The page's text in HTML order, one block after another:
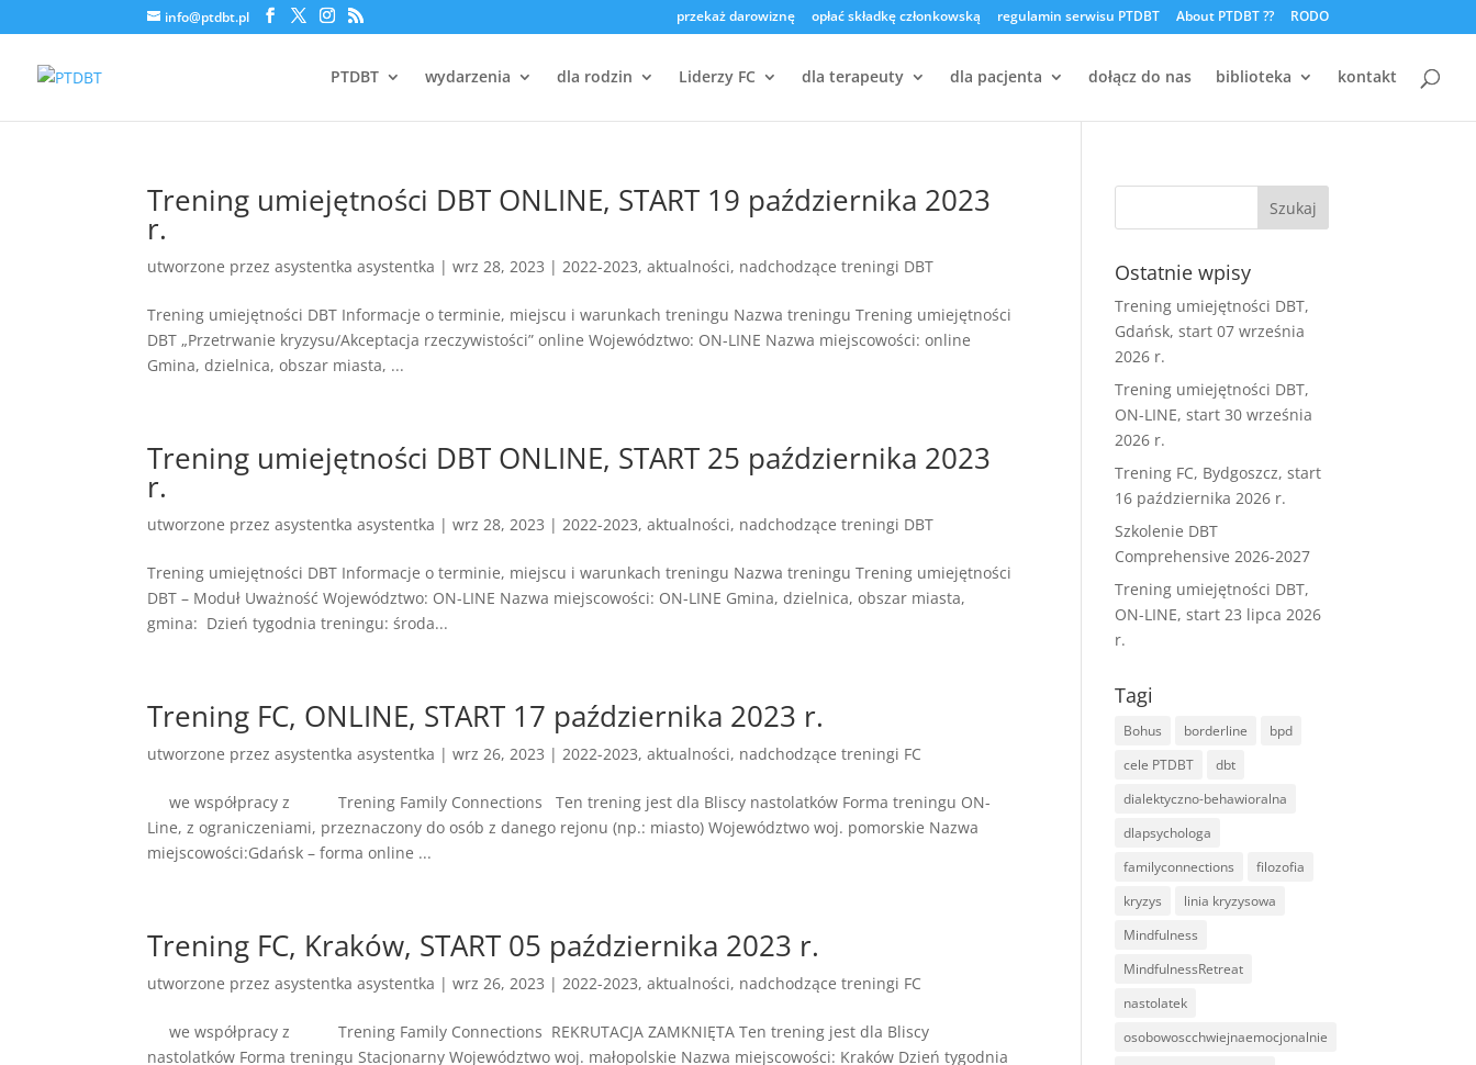
info@ptdbt.pl przekaż darowiznę opłać składkę członkowską regulamin serwisu PTDBT About PTDBT ?? RODO
PTDBT wydarzenia dla rodzin Liderzy FC dla terapeuty dla pacjenta dołącz do nas biblioteka kontakt
Trening umiejętności DBT ONLINE, START 19 października 2023
r.
utworzone przezasystentka asystentka |wrz 28, 2023 |2022-2023,aktualności, nadchodzące treningi DBT
Trening umiejętności DBT Informacje o terminie, miejscu i warunkach treningu Nazwa treningu Trening umiejętności
DBT „Przetrwanie kryzysu/Akceptacja rzeczywistości” online Województwo: ON-LINE Nazwa miejscowości: online
Gmina, dzielnica, obszar miasta, ...
Trening umiejętności DBT ONLINE, START 25 października 2023
r.
utworzone przezasystentka asystentka |wrz 28, 2023 |2022-2023,aktualności, nadchodzące treningi DBT
Trening umiejętności DBT Informacje o terminie, miejscu i warunkach treningu Nazwa treningu Trening umiejętności
DBT – Moduł Uważność Województwo: ON-LINE Nazwa miejscowości: ON-LINE Gmina, dzielnica, obszar miasta,
gmina: Dzień tygodnia treningu: środa...
Trening FC, ONLINE, START 17 października 2023 r.
utworzone przezasystentka asystentka |wrz 26, 2023 |2022-2023,aktualności, nadchodzące treningi FC
we współpracy z Trening Family Connections ​ Ten trening jest dla Bliscy nastolatków Forma treningu ON-
Line, z ograniczeniami, przeznaczony do osób z danego rejonu (np.: miasto) Województwo woj. pomorskie Nazwa
miejscowości:Gdańsk – forma online ...
Trening FC, Kraków, START 05 października 2023 r.
utworzone przezasystentka asystentka |wrz 26, 2023 |2022-2023,aktualności, nadchodzące treningi FC
we współpracy z Trening Family Connections ​REKRUTACJA ZAMKNIĘTA Ten trening jest dla Bliscy
nastolatków Forma treningu Stacjonarny Województwo woj. małopolskie Nazwa miejscowości: Kraków Dzień tygodnia
Ostatnie wpisy
Trening umiejętności DBT,
Gdańsk, start 07 września
2026 r.
Trening umiejętności DBT,
ON-LINE, start 30 września
2026 r.
Trening FC, Bydgoszcz, start
16 października 2026 r.
Szkolenie DBT
Comprehensive 2026-2027
Trening umiejętności DBT,
ON-LINE, start 23 lipca 2026
r.
Tagi
Bohus borderline
bpd
cele PTDBT
dbt
dialektyczno-behawioralna
dlapsychologa
familyconnections
filozofia
kryzys
linia kryzysowa
Mindfulness
MindfulnessRetreat
nastolatek
osobowoscchwiejnaemocjonalnie